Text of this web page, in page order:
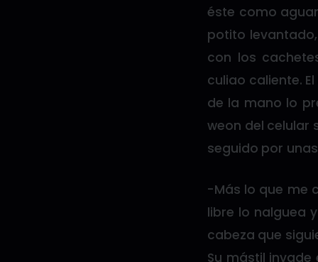
éste como
potito
con los
culiao caliente.
de la mano lo
weon del celular
seguido por
-Más lo que me
libre lo nalguea
cabeza que
Su mástil